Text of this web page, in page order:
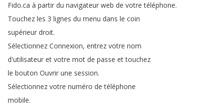
Fido.ca à partir du navigateur web de votre téléphone.
Touchez les 3 lignes du menu dans le coin
supérieur droit.
Sélectionnez Connexion, entrez votre nom
d'utilisateur et votre mot de passe et touchez
le bouton Ouvrir une session.
Sélectionnez votre numéro de téléphone
mobile.